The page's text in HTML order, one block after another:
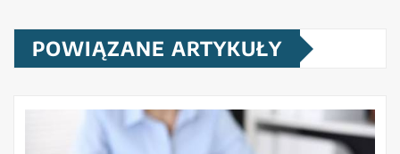
POWIĄZANE ARTYKUŁY